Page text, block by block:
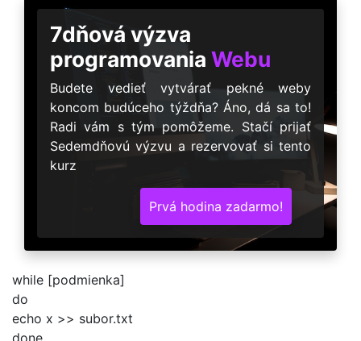
7dňová výzva
programovania Webu
Budete vedieť vytvárať pekné weby
koncom budúceho týždňa? Áno, dá sa to!
Radi vám s tým pomôžeme. Stačí prijať
Sedemdňovú výzvu a rezervovať si tento
kurz
Prvá hodina zadarmo!
while [podmienka]
do
echo x >> subor.txt